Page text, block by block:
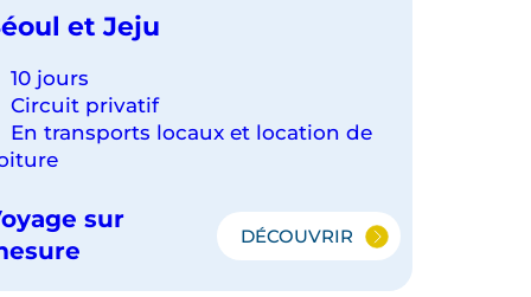
et Jeju
10 jours
Circuit privatif
En transports locaux et location de
sur
DÉCOUVRIR
SÉOUL